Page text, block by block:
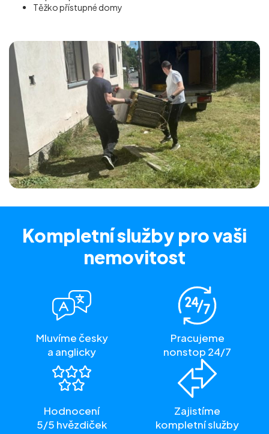
Těžko přístupné domy
Kompletní služby pro vaši
nemovitost
Mluvíme česky
a anglicky
Pracujeme
nonstop 24/7
Hodnocení
5/5 hvězdiček
Zajistíme
kompletní služby